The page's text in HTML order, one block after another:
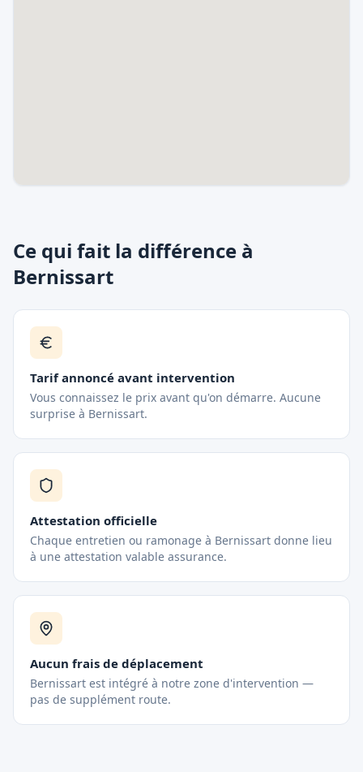
Ce qui fait la différence à
Bernissart
Tarif annoncé avant intervention
Vous connaissez le prix avant qu'on démarre. Aucune
surprise à Bernissart.
Attestation officielle
Chaque entretien ou ramonage à Bernissart donne lieu
à une attestation valable assurance.
Aucun frais de déplacement
Bernissart est intégré à notre zone d'intervention —
pas de supplément route.